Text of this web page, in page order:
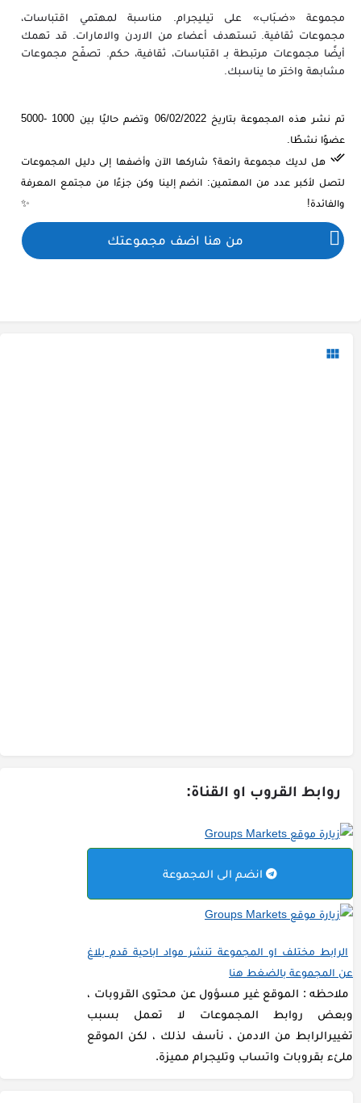
مجموعة «ضـبَاب» على تيليجرام. مناسبة لمهتمي اقتباسات،
مجموعات ثقافية. تستهدف أعضاء من الاردن والامارات. قد تهمك
أيضًا مجموعات مرتبطة بـ اقتباسات، ثقافية، حكم. تصفّح مجموعات
مشابهة واختر ما يناسبك.
تم نشر هذه المجموعة بتاريخ 06/02/2022 وتضم حاليًا بين 1000 -5000
عضوًا نشطًا.
هل لديك مجموعة رائعة؟ شاركها الآن وأضفها إلى دليل المجموعات
لتصل لأكبر عدد من المهتمين: انضم إلينا وكن جزءًا من مجتمع المعرفة
والفائدة! ✨
من هنا اضف مجموعتك
روابط القروب او القناة:
انضم الى المجموعة
الرابط مختلف او المجموعة تنشر مواد اباحية قدم بلاغ
عن المجموعة بالضغط هنا
ملاحظه : الموقع غير مسؤول عن محتوى القروبات ،
وبعض روابط المجموعات لا تعمل بسبب
تغييرالرابط من الادمن ، نأسف لذلك ، لكن الموقع
ملئء بقروبات واتساب وتليجرام مميزة.